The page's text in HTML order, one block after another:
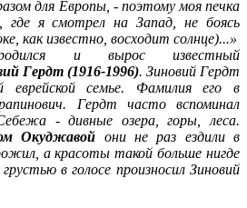
для Европы, - поэтому моя печка
я смотрел на Запад, не боясь
как известно, восходит солнце)...»
и вырос известный
Гердт (1916-1996). Зиновий Гердт
еврейской семье. Фамилия его в
. Гердт часто вспоминал
- дивные озера, горы, леса.
Окуджавой они не раз ездили в
а красоты такой больше нигде
в голосе произносил Зиновий